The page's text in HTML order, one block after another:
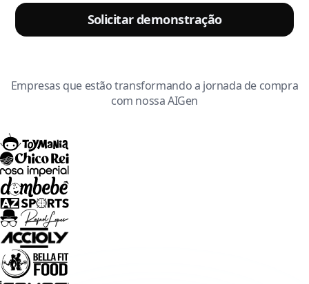
Solicitar demonstração
Empresas que estão transformando a jornada de compra
com nossa AIGen